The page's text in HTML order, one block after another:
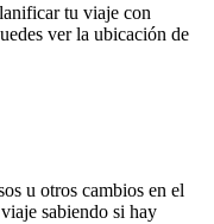
tu viaje con
ver la ubicación de
u otros cambios en el
sabiendo si hay